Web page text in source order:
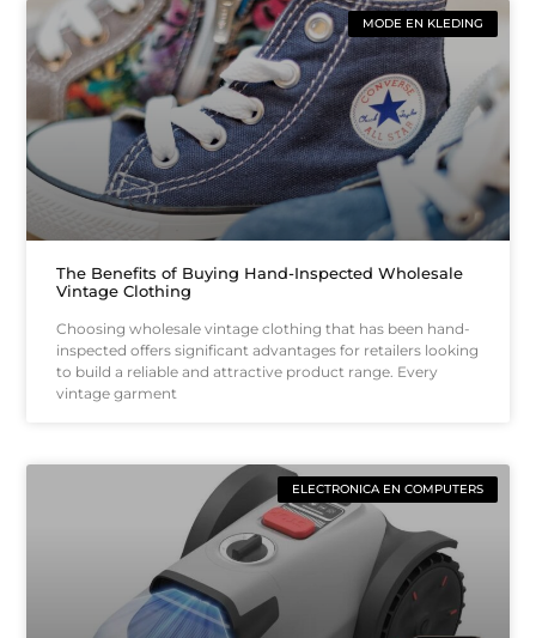
MODE EN KLEDING
The Benefits of Buying Hand-Inspected Wholesale
Vintage Clothing
Choosing wholesale vintage clothing that has been hand-
inspected offers significant advantages for retailers looking
to build a reliable and attractive product range. Every
vintage garment
ELECTRONICA EN COMPUTERS